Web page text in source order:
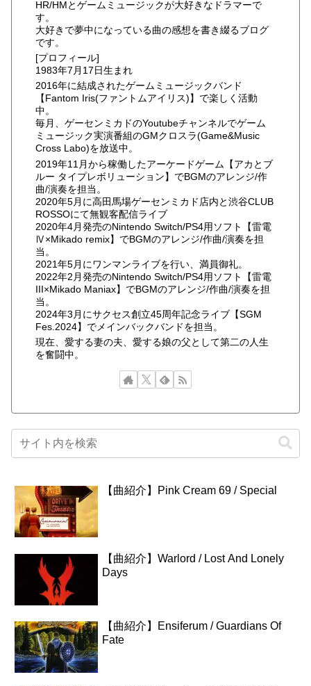
HR/HMとゲームミュージックが大好きなドラマーで
す。
大好きで夢中になっている曲の感想を書き綴るブログ
です。
[プロフィール]
1983年7月17日生まれ
2016年に結成されたゲームミュージックバンド
【Fantom Iris(ファントムアイリス)】で楽しく活動
中。
毎月、ゲーセンミカドのYoutubeチャンネルでゲーム
ミュージック実演番組のGMクロスラ(Game&Music
Cross Labo)を放送中。
2019年11月から稼働したアーケードゲーム【アカとブ
ルー タイプレボリューション】でBGMのアレンジ/作
曲/演奏を担当。
2020年5月に高田馬場ゲーセンミカド店内と渋谷CLUB
ROSSOにて無観客配信ライブ
2020年4月発売のNintendo Switch/PS4用ソフト【雷電
Ⅳ×Mikado remix】でBGMのアレンジ/作曲/演奏を担
当。
2021年5月にワンマンライブを行い、満員御礼。
2022年2月発売のNintendo Switch/PS4用ソフト【雷電
III×Mikado Maniax】でBGMのアレンジ/作曲/演奏を担
当。
2024年3月にサクセス創立45周年記念ライブ【SGM
Fes.2024】でメインバックバンドを担当。
現在、愛する妻の夫、愛する娘の父として第二の人生
を奮闘中。
【曲紹介】Pink Cream 69 / Special
【曲紹介】Warlord / Lost And Lonely
Days
【曲紹介】Ensiferum / Guardians Of
Fate